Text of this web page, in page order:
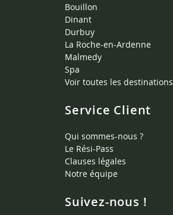
Bouillon
Dinant
Durbuy
La Roche-en-Ardenne
Malmedy
Spa
Voir toutes les destinations
Service Client
Qui sommes-nous ?
Le Rési-Pass
Clauses légales
Notre équipe
Suivez-nous !